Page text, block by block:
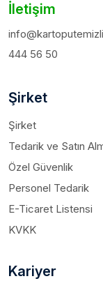
İletişim
444 56 50
Şirket
Şirket
Tedarik ve Satın
Özel Güvenlik
Personel Tedarik
E-Ticaret Listensi
KVKK
Kariyer